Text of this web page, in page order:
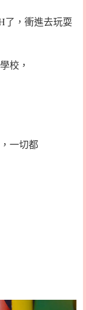
了，衝進去玩耍
校，
一切都